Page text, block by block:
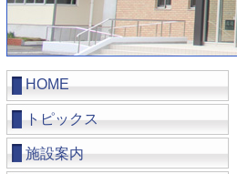
HOME
トピックス
施設案内